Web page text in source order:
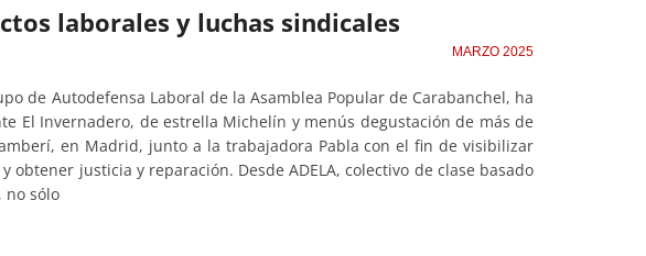
laborales y luchas sindicales
MARZO 2025
de Autodefensa Laboral de la Asamblea Popular de Carabanchel, ha
El Invernadero, de estrella Michelín y menús degustación de más de
en Madrid, junto a la trabajadora Pabla con el fin de visibilizar
obtener justicia y reparación. Desde ADELA, colectivo de clase basado
no sólo